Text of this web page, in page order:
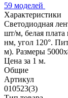
59 моделей
Характеристики
Светодиодная
шт/м, белая
нм, угол 120°.
м). Размеры
Цена за 1 м.
Общие
Артикул
010523(3)